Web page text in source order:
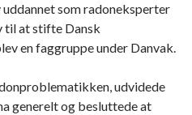
som radoneksperter
til at stifte Dansk
en faggruppe under Danvak.
udvidede
generelt og besluttede at